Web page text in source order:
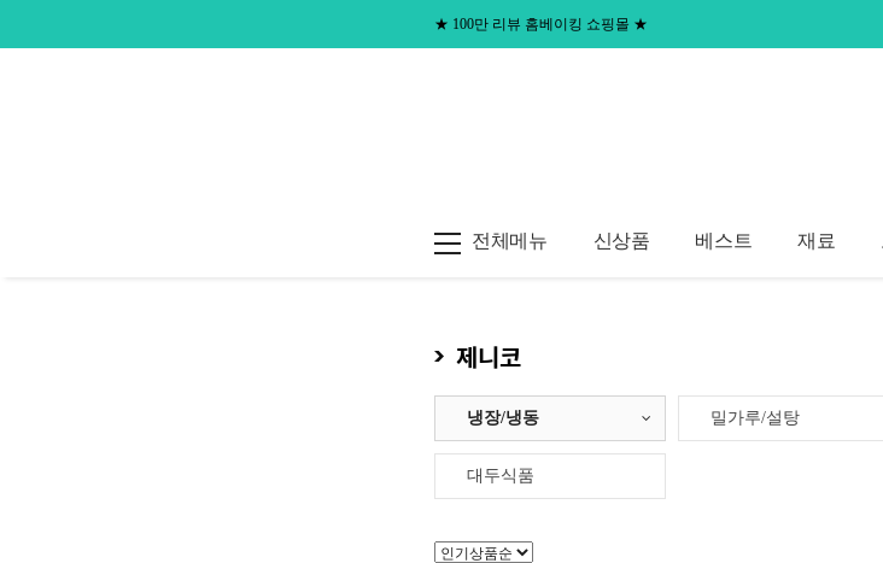
★ 100만 리뷰 홈베이킹 쇼핑몰 ★
전체메뉴 신상품 베스트 재료
제니코
냉장/냉동 밀가루/설탕
대두식품